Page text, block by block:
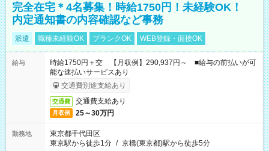
完全在宅＊4名募集！時給1750円！未経験OK！
内定通知書の内容確認など事務
派遣 職種未経験OK ブランクOK WEB登録・面接OK
給与
時給1750円＋交 【月収例】290,937円～ ■給与の前払いが可
能な速払いサービスあり
交通費別途支給あり
交通費 交通費支給あり
月収例 25～30万円
勤務地
東京都千代田区
東京駅から徒歩1分 / 京橋(東京都)駅から徒歩5分